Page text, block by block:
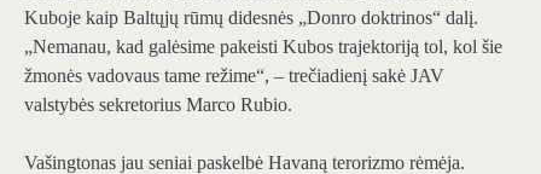
Kuboje kaip Baltųjų rūmų didesnės „Donro doktrinos“ dalį.
„Nemanau, kad galėsime pakeisti Kubos trajektoriją tol, kol šie
žmonės vadovaus tame režime“, – trečiadienį sakė JAV
valstybės sekretorius Marco Rubio.
Vašingtonas jau seniai paskelbė Havaną terorizmo rėmėja.